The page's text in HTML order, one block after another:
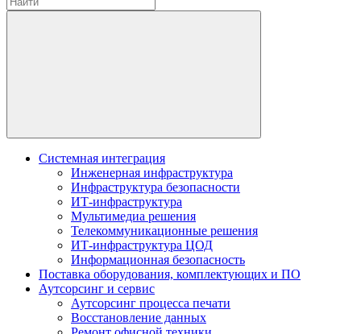
Системная интеграция
Инженерная инфраструктура
Инфраструктура безопасности
ИТ-инфраструктура
Мультимедиа решения
Телекоммуникационные решения
ИТ-инфраструктура ЦОД
Информационная безопасность
Поставка оборудования, комплектующих и ПО
Аутсорсинг и сервис
Аутсорсинг процесса печати
Восстановление данных